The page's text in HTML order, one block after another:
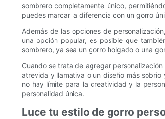
sombrero completamente único,
puedes marcar la diferencia con un gorro
Además de las opciones de
una opción popular, es posible que
sombrero, ya sea un gorro holgado o una
Cuando se trata de agregar
atrevida y llamativa o un diseño más
no hay límite para la creatividad y la
personalidad única.
Luce tu estilo de gorro